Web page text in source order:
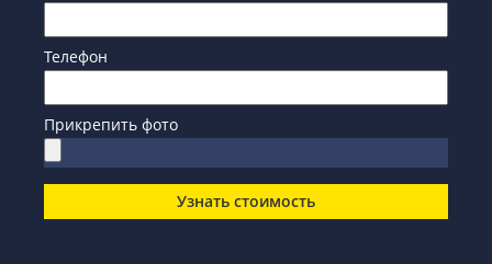
Телефон
Прикрепить фото
Узнать стоимость